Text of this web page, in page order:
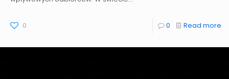
0 0 Read more